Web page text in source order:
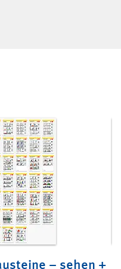
– sehen +